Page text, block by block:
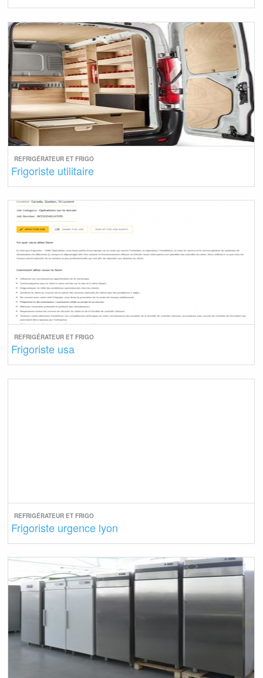
REFRIGÉRATEUR ET FRIGO
Frigoriste utilitaire
REFRIGÉRATEUR ET FRIGO
Frigoriste usa
REFRIGÉRATEUR ET FRIGO
Frigoriste urgence lyon